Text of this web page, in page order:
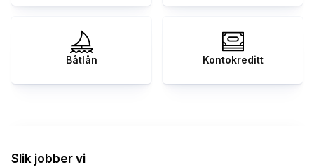
Båtlån Kontokreditt
Slik jobber vi